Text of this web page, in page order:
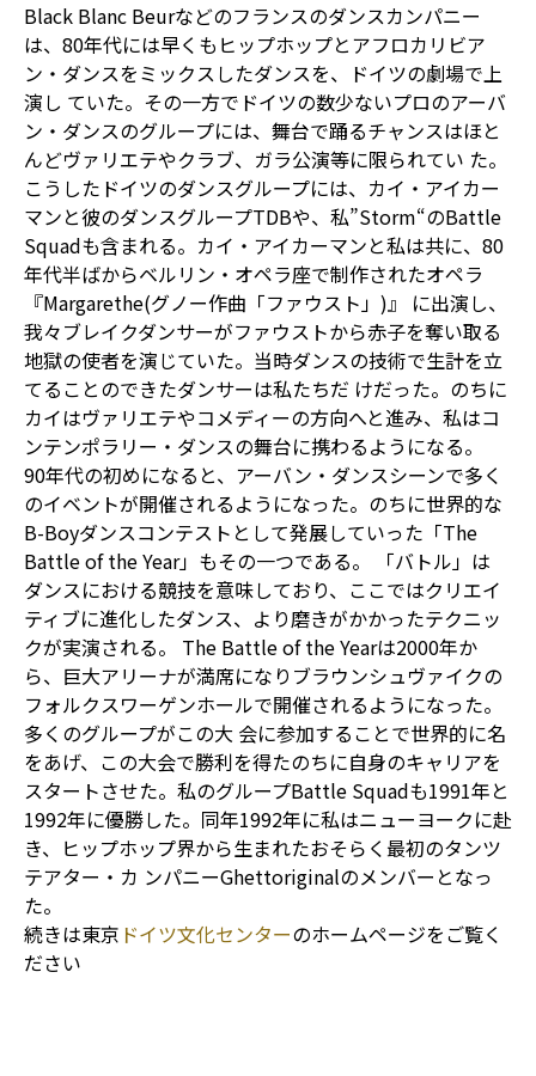
Black Blanc Beurなどのフランスのダンスカンパニー
は、80年代には早くもヒップホップとアフロカリビア
ン・ダンスをミックスしたダンスを、ドイツの劇場で上
演し ていた。その一方でドイツの数少ないプロのアーバ
ン・ダンスのグループには、舞台で踊るチャンスはほと
んどヴァリエテやクラブ、ガラ公演等に限られてい た。
こうしたドイツのダンスグループには、カイ・アイカー
マンと彼のダンスグループTDBや、私”Storm“のBattle
Squadも含まれる。カイ・アイカーマンと私は共に、80
年代半ばからベルリン・オペラ座で制作されたオペラ
『Margarethe(グノー作曲「ファウスト」)』
に出演し、
我々ブレイクダンサーがファウストから赤子を奪い取る
地獄の使者を演じていた。当時ダンスの技術で生計を立
てることのできたダンサーは私たちだ けだった。のちに
カイはヴァリエテやコメディーの方向へと進み、私はコ
ンテンポラリー・ダンスの舞台に携わるようになる。
90年代の初めになると、アーバン・ダンスシーンで多く
のイベントが開催されるようになった。のちに世界的な
B-Boyダンスコンテストとして発展していった「The
Battle of the Year」もその一つである。
「バトル」 は
ダンスにおける競技を意味しており、ここではクリエイ
ティブに進化したダンス、より磨きがかかったテクニッ
クが実演される。 The Battle of the Yearは2000年か
ら、巨大アリーナが満席になりブラウンシュヴァイクの
フォルクスワーゲンホールで開催されるようになった。
多くのグループがこの大 会に参加することで世界的に名
をあげ、この大会で勝利を得たのちに自身のキャリアを
スタートさせた。私のグループBattle Squadも1991年と
1992年に優勝した。同年1992年に私はニューヨークに赴
き、ヒップホップ界から生まれたおそらく最初のタンツ
テアター・カ ンパニーGhettoriginalのメンバーとなっ
た。
続きは東京 ドイツ文化センターのホームページをご覧く
ださい